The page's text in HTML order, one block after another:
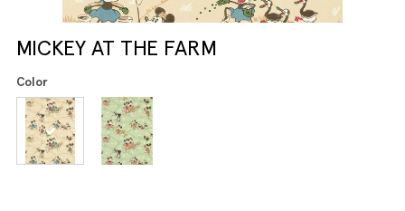
MICKEY AT THE FARM
Color